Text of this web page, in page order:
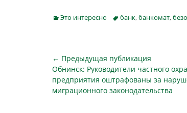
всегда есть банкомат. Но даже
такой технический прогресс не
Categories
Это интересно Tagsбанк,банкомат,
Навигация
по
записям
← Предыдущая публикация
Предыдущая
публикация
Обнинск: Руководители частного
предприятия оштрафованы за
миграционного законодательства